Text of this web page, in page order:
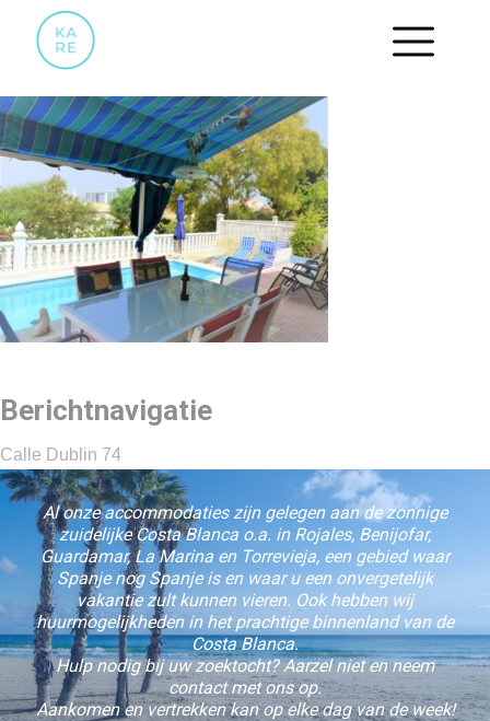
Berichtnavigatie
Calle Dublin 74
Al onze accommodaties zijn gelegen aan de zonnige
zuidelijke Costa Blanca o.a. in Rojales, Benijofar,
Guardamar, La Marina en Torrevieja, een gebied waar
Spanje nog Spanje is en waar u een onvergetelijk
vakantie zult kunnen vieren. Ook hebben wij
huurmogelijkheden in het prachtige binnenland van de
Costa Blanca.
Hulp nodig bij uw zoektocht? Aarzel niet en neem
contact met ons op.
Aankomen en vertrekken kan op elke dag van de week!